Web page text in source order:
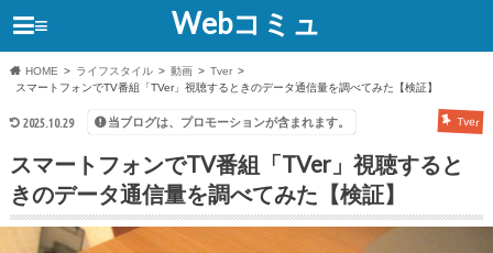
Webコミュ
≡
HOME ライフスタイル 動画
Tver
スマートフォンでTV番組「TVer」視聴するときのデータ通信量を調べてみた【検証】
2025.10.29 Tver
当ブログは、プロモーションが含まれます。
スマートフォンでTV番組「TVer」視聴すると
きのデータ通信量を調べてみた【検証】